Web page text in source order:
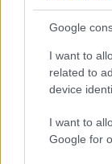
Google
I want to
related to
device
I want to
Google for
- Mv.: De miért
- H.Á.: Hát,
gazdasági
mondják hogy